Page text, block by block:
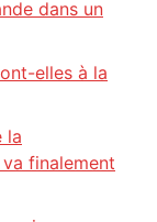
dans un
elles à la
la
finalement